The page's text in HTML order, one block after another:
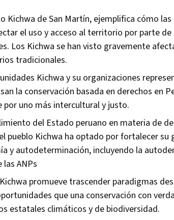
Kichwa de San Martín, ejemplifica cómo
el uso y acceso al territorio por parte
Los Kichwa se han visto gravemente
tradicionales.
Kichwa y su organizaciones
la conservación basada en derechos en
por uno más intercultural y justo.
del Estado peruano en materia de
pueblo Kichwa ha optado por fortalecer
y autodeterminación, incluyendo la
ANPs
promueve trascender paradigmas
que una conservación con
estatales climáticos y de biodiversidad.